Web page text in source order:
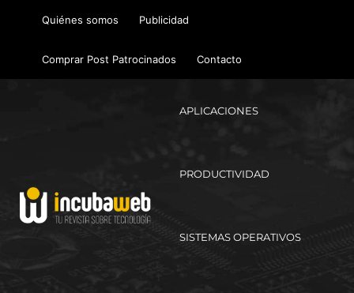
Quiénes somos Publicidad
Comprar Post Patrocinados Contacto
APLICACIONES
PRODUCTIVIDAD
SISTEMAS OPERATIVOS